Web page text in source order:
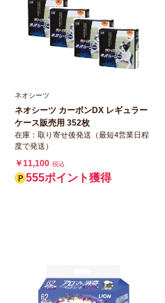
ネオシーツ
ネオシーツ カーボンDX レギュラー
ケース販売用 352枚
在庫：取り寄せ後発送（最短4営業日程
度で発送）
￥11,100 税込
555ポイント獲得